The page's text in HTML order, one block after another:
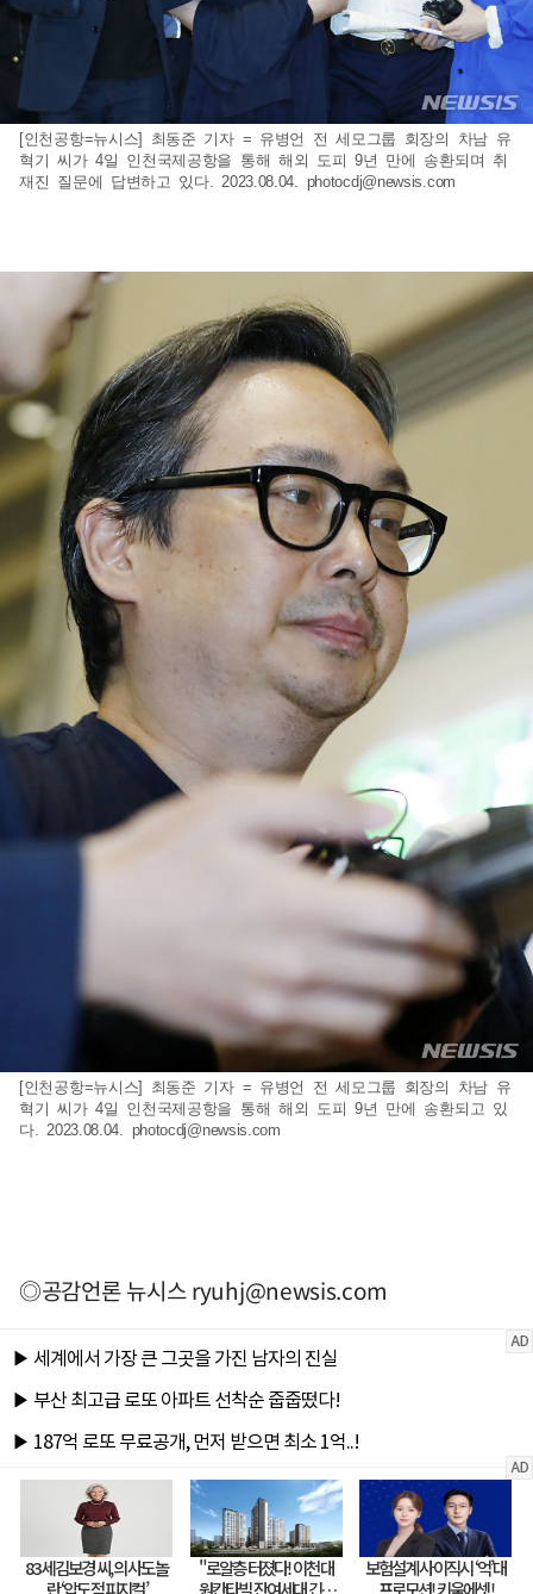
[인천공항=뉴시스] 최동준 기자 = 유병언 전 세모그룹 회장의 차남 유
혁기 씨가 4일 인천국제공항을 통해 해외 도피 9년 만에 송환되며 취
재진 질문에 답변하고 있다. 2023.08.04. photocdj@newsis.com
[인천공항=뉴시스] 최동준 기자 = 유병언 전 세모그룹 회장의 차남 유
혁기 씨가 4일 인천국제공항을 통해 해외 도피 9년 만에 송환되고 있
다. 2023.08.04. photocdj@newsis.com
◎공감언론 뉴시스ryuhj@newsis.com